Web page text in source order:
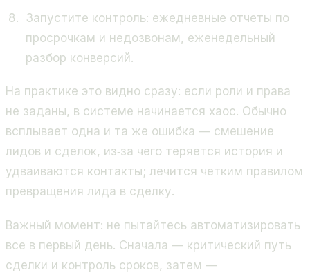
Запустите контроль: ежедневные отчеты по
просрочкам и недозвонам, еженедельный
разбор конверсий.
На практике это видно сразу: если роли и права
не заданы, в системе начинается хаос. Обычно
всплывает одна и та же ошибка — смешение
лидов и сделок, из‑за чего теряется история и
удваиваются контакты; лечится четким правилом
превращения лида в сделку.
Важный момент: не пытайтесь автоматизировать
все в первый день. Сначала — критический путь
сделки и контроль сроков, затем —